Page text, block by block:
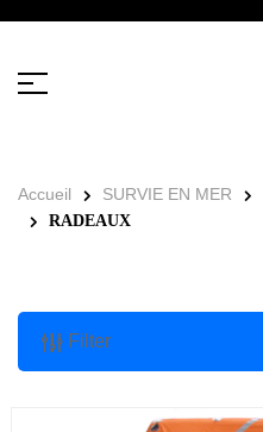
Accueil SURVIE EN MER
RADEAUX
Filter